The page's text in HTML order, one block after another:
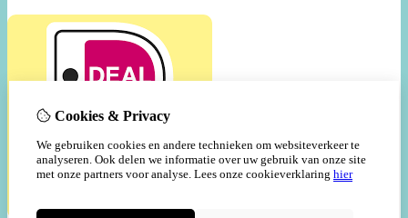
Cookies & Privacy
We gebruiken cookies en andere technieken om websiteverkeer te
analyseren. Ook delen we informatie over uw gebruik van onze site
met onze partners voor analyse. Lees onze cookieverklaring hier